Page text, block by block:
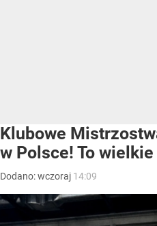
Klubowe
w Polsce! To
Dodano:wczoraj 14:09